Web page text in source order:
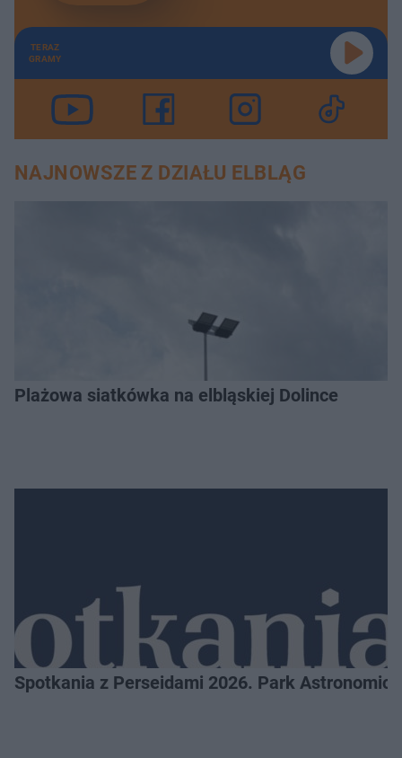
TERAZ
GRAMY
NAJNOWSZE Z DZIAŁU ELBLĄG
Plażowa siatkówka na elbląskiej Dolince
Spotkania z Perseidami 2026. Park